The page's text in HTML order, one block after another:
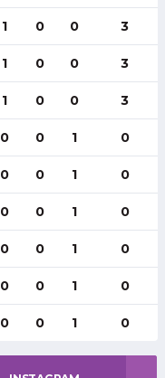
1 0 0 3
1 0 0 3
1 0 0 3
0 0 1 0
0 0 1 0
0 0 1 0
0 0 1 0
0 0 1 0
0 0 1 0